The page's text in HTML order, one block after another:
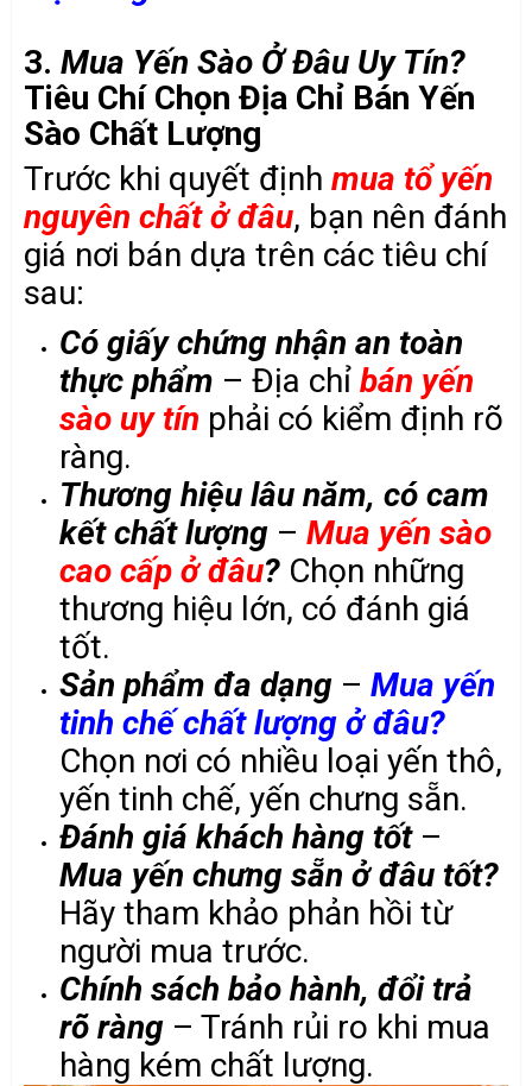
3. Mua Yến Sào Ở Đâu Uy Tín?
Tiêu Chí Chọn Địa Chỉ Bán Yến
Sào Chất Lượng
Trước khi quyết định mua tổ yến
nguyên chất ở đâu, bạn nên đánh
giá nơi bán dựa trên các tiêu chí
sau:
Có giấy chứng nhận an toàn
thực phẩm – Địa chỉ bán yến
sào uy tín phải có kiểm định rõ
ràng.
Thương hiệu lâu năm, có cam
kết chất lượng – Mua yến sào
cao cấp ở đâu? Chọn những
thương hiệu lớn, có đánh giá
tốt.
Sản phẩm đa dạng – Mua yến
tinh chế chất lượng ở đâu?
Chọn nơi có nhiều loại yến thô,
yến tinh chế, yến chưng sẵn.
Đánh giá khách hàng tốt–
Mua yến chưng sẵn ở đâu tốt?
Hãy tham khảo phản hồi từ
người mua trước.
Chính sách bảo hành, đổi trả
rõ ràng – Tránh rủi ro khi mua
hàng kém chất lượng.